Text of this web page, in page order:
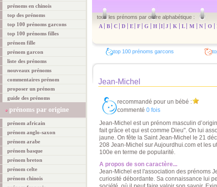
prénoms en chinois
top des prénoms
top 100 prénoms garcons
top 100 prénoms filles
prénom fille
prénom garcon
liste des prénoms
nouveaux prénoms
commentaires prénom
proposer un prénom
guide des prénoms
prénoms par origine
prénom africain
prénom anglo-saxon
prénom arabe
prénom basque
prénom breton
prénom celte
prénom chinois
tous les prénoms par ordre alphabétique :
A
B C D E F G H I J K L M N O
top 100 prénoms garcons
Jean-Michel
recommandé pour un bébé :
commenté 0 fois
Jean-Michel est un prénom masculin
fait grâce et qui est comme Dieu". On lui
jaune. On fête la Saint Jean-Michel le 21
208 Jean-Michel sur Aujourdhui.com et les
100e en terme de popularité.
A propos de son caractère...
Jean-Michel est l'association des prénoms
curiosité débordante. Sa connaissance lui